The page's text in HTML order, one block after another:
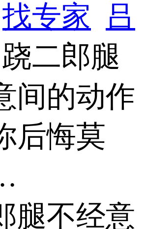
找专家
吕
跷二郎腿
间的动作
后悔莫
腿不经意